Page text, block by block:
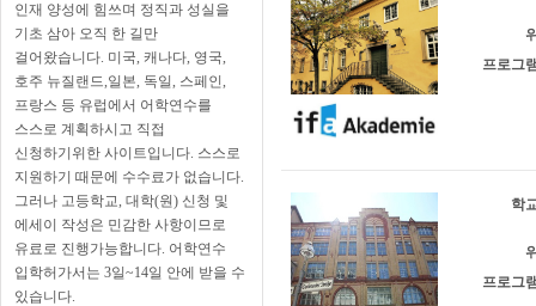
인재 양성에 힘쓰며 정직과 성실을
기초 삼아 오직 한 길만
걸어왔습니다. 미국, 캐나다, 영국,
호주 뉴질랜드,일본, 독일, 스페인,
프랑스 등 유럽에서 어학연수를
스스로 계획하시고 직접
신청하기위한 사이트입니다. 스스로
지원하기 때문에 수수료가 없습니다.
그러나 고등학교, 대학(원) 신청 및
에세이 작성은 민감한 사항이므로
유료로 진행가능합니다. 어학연수
입학허가서는 3일~14일 안에 받을 수
있습니다.
프로그
학
프로그